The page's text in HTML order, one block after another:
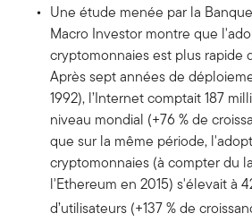
Une étude menée par la
Macro Investor montre que
cryptomonnaies est plus rapide
Après sept années de
1992), l’Internet comptait 187
niveau mondial (+76 % de
que sur la même période,
cryptomonnaies (à compter du
l'Ethereum en 2015) s'élevait à
d’utilisateurs (+137 % de